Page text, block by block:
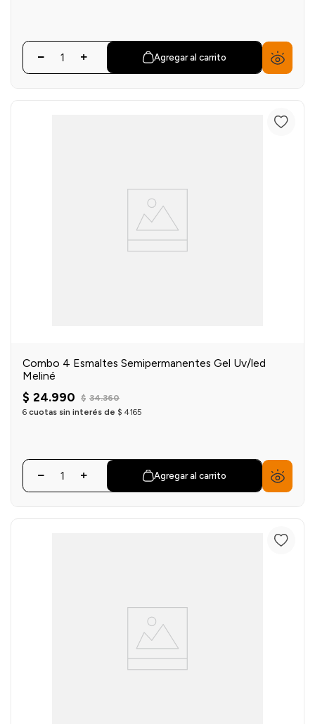
Agregar al carrito
Combo 4 Esmaltes Semipermanentes Gel Uv/led
Meliné
$ 24.990 $ 34.360
6 cuotas sin interés de $ 4165
Agregar al carrito